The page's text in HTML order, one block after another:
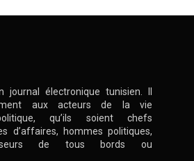
électronique tunisien. Il
aux acteurs de la vie
qu’ils soient chefs
d’affaires, hommes politiques,
de tous bords ou